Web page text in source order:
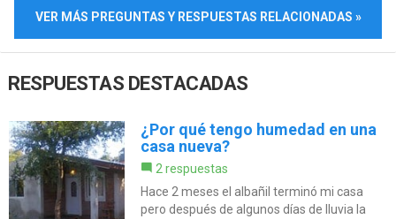
VER MÁS PREGUNTAS Y RESPUESTAS RELACIONADAS »
RESPUESTAS DESTACADAS
¿Por qué tengo humedad en una
casa nueva?
2 respuestas
Hace 2 meses el albañil terminó mi casa
pero después de algunos días de lluvia la